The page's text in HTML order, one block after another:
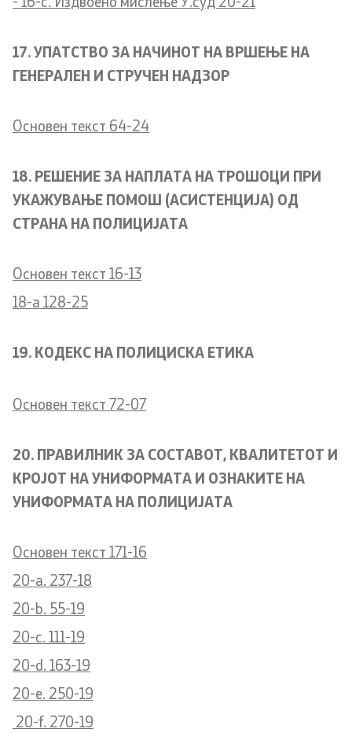
17. УПАТСТВО ЗА НАЧИНОТ НА ВРШЕЊЕ НА
ГЕНЕРАЛЕН И СТРУЧЕН НАДЗОР
Основен текст 64-24
18. РЕШЕНИЕ ЗА НАПЛАТА НА ТРОШОЦИ ПРИ
УКАЖУВАЊЕ ПОМОШ (АСИСТЕНЦИЈА) ОД
СТРАНА НА ПОЛИЦИЈАТА
Основен текст 16-13
18-а 128-25
19. КОДЕКС НА ПОЛИЦИСКА ЕТИКА
Основен текст 72-07
20. ПРАВИЛНИК ЗА СОСТАВОТ, КВАЛИТЕТОТ И
КРОЈОТ НА УНИФОРМАТА И ОЗНАКИТЕ НА
УНИФОРМАТА НА ПОЛИЦИЈАТА
Основен текст 171-16
20-a. 237-18
20-b. 55-19
20-c. 111-19
20-d. 163-19
20-e. 250-19
20-f. 270-19